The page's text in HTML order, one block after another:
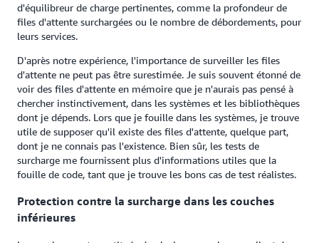
d'équilibreur de charge pertinentes, comme la profondeur de
files d'attente surchargées ou le nombre de débordements, pour
leurs services.
D'après notre expérience, l'importance de surveiller les files
d'attente ne peut pas être surestimée. Je suis souvent étonné de
voir des files d'attente en mémoire que je n'aurais pas pensé à
chercher instinctivement, dans les systèmes et les bibliothèques
dont je dépends. Lors que je fouille dans les systèmes, je trouve
utile de supposer qu'il existe des files d'attente, quelque part,
dont je ne connais pas l'existence. Bien sûr, les tests de
surcharge me fournissent plus d'informations utiles que la
fouille de code, tant que je trouve les bons cas de test réalistes.
Protection contre la surcharge dans les couches
inférieures